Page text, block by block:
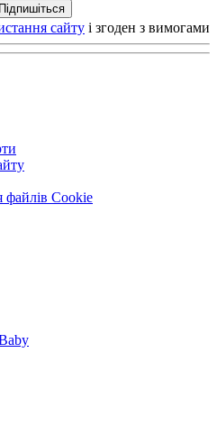
Підпишіться
сайту і згоден з вимогами
файлів Cookie